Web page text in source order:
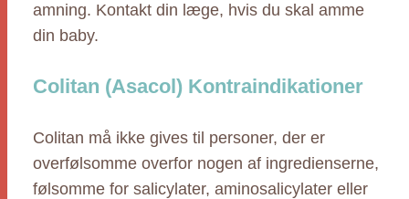
amning. Kontakt din læge, hvis du skal amme
din baby.
Colitan (Asacol) Kontraindikationer
Colitan må ikke gives til personer, der er
overfølsomme overfor nogen af ingredienserne,
følsomme for salicylater, aminosalicylater eller